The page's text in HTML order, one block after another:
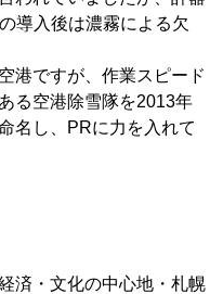
導入後は濃霧による欠
港ですが、作業スピード
る空港除雪隊を2013年
名し、PRに力を入れて
済・文化の中心地・札幌